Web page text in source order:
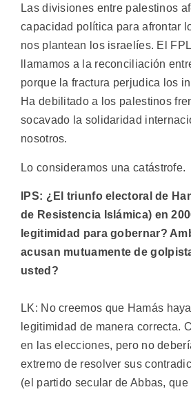
Las divisiones entre palestinos
capacidad política para afrontar
nos plantean los israelíes. El
llamamos a la reconciliación
porque la fractura perjudica los
Ha debilitado a los palestinos
socavado la solidaridad
nosotros.
Lo consideramos una catástrofe.
IPS: ¿El triunfo electoral de
de Resistencia Islámica) en
legitimidad para gobernar?
acusan mutuamente de
usted?
LK: No creemos que Hamás
legitimidad de manera correcta.
en las elecciones, pero no
extremo de resolver sus
(el partido secular de Abbas, que